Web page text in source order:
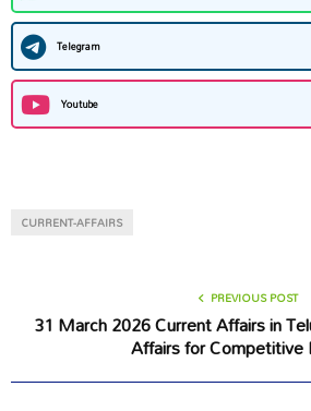
Telegram
Youtube
CURRENT-AFFAIRS
PREVIOUS POST
31 March 2026 Current Affairs in
Affairs for Competitive